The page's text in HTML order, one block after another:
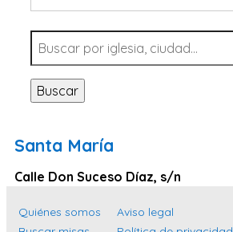
Tarragona
Navarra
Valladolid
Sevilla
Santa Cruz de Tenerife
Cantabria
Islas Baleares
Buscar
Santa María
Calle Don Suceso Díaz, s/n
Quiénes somos
Aviso legal